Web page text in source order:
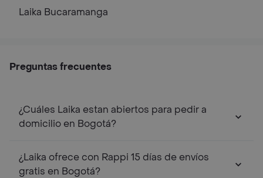
Laika Bucaramanga
Preguntas frecuentes
¿Cuáles Laika estan abiertos para pedir a
domicilio en Bogotá?
¿Laika ofrece con Rappi 15 días de envíos
gratis en Bogotá?